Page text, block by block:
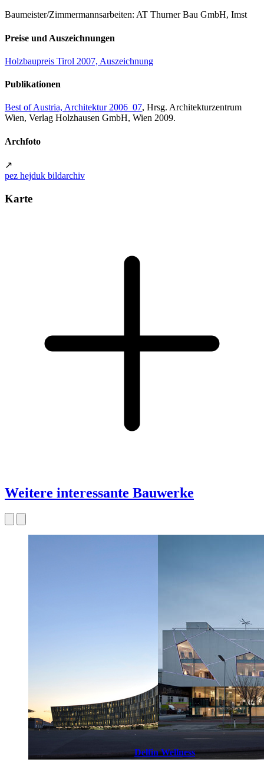
Baumeister/Zimmermannsarbeiten: AT Thurner Bau GmbH, Imst
Preise und Auszeichnungen
Holzbaupreis Tirol 2007, Auszeichnung
Publikationen
Best of Austria, Architektur 2006_07, Hrsg. Architekturzentrum
Wien, Verlag Holzhausen GmbH, Wien 2009.
Archfoto
↗
pez hejduk bildarchiv
Karte
Weitere interessante Bauwerke
Delfin Wellness